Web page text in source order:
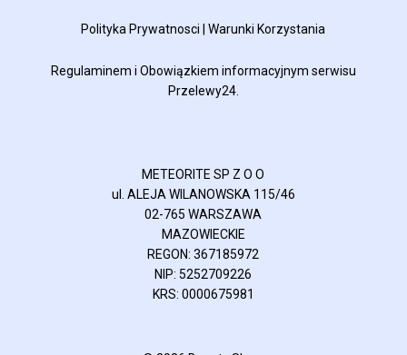
Polityka Prywatnosci |Warunki Korzystania
Regulaminem i Obowiązkiem informacyjnym serwisu
Przelewy24.
METEORITE SP Z O O
ul. ALEJA WILANOWSKA 115/46
02-765 WARSZAWA
MAZOWIECKIE
REGON: 367185972
NIP: 5252709226
KRS: 0000675981